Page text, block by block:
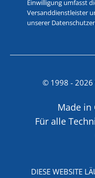
Einwilligung umfasst
Versanddienstleister
unserer
© 1998 - 2026
Made
Für alle
DIESE WEBSITE